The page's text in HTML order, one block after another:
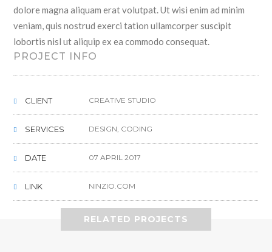
dolore magna aliquam erat volutpat. Ut wisi enim ad minim
veniam, quis nostrud exerci tation ullamcorper suscipit
lobortis nisl ut aliquip ex ea commodo consequat.
PROJECT INFO
CLIENT CREATIVE STUDIO
SERVICES DESIGN, CODING
DATE 07 APRIL 2017
LINK NINZIO.COM
RELATED PROJECTS